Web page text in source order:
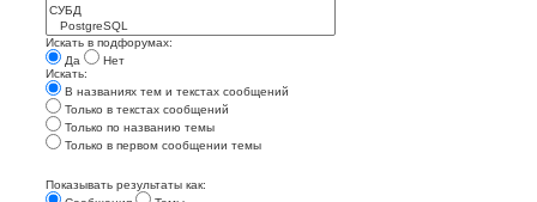
Искать в подфорумах:
Да
Нет
Искать:
В названиях тем и текстах сообщений
Только в текстах сообщений
Только по названию темы
Только в первом сообщении темы
Показывать результаты как: